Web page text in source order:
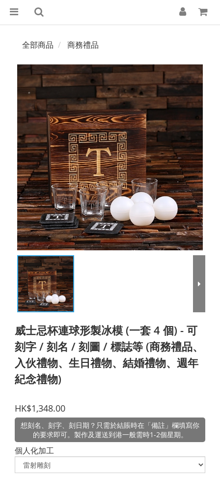
全部商品 商務禮品
威士忌杯連球形製冰模 (一套 4 個) - 可
刻字 / 刻名 / 刻圖 / 標誌等 (商務禮品、
入伙禮物、生日禮物、結婚禮物、週年
紀念禮物)
HK$1,348.00
想刻名、刻字、刻日期？只需於結賬時在「備註」欄填寫你
的要求即可。製作及運送到港一般需時1-2個星期。
個人化加工